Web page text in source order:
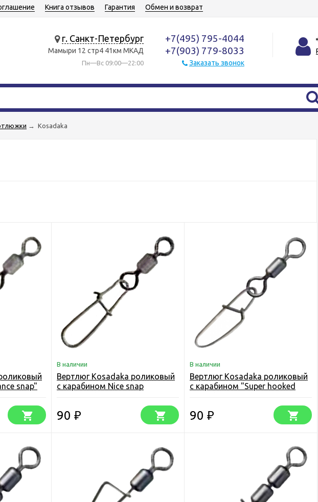
Книга отзывов Гарантия Обмен и возврат
г. Санкт-Петербург
Мамыри 12 стр4 41км МКАД
Пн—Вс 09:00—22:00
+7(495) 795-4044
+7(903) 779-8033
Заказать звонок
→ Kosadaka
snap"
В наличии
Вертлюг Kosadaka роликовый
с карабином Nice snap
90 ₽
В наличии
Вертлюг Kosadaka роликовый
с карабином "Super hooked
90 ₽